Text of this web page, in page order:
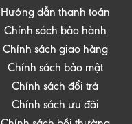
Hướng dẫn thanh toán
Chính sách bảo hành
Chính sách giao hàng
Chính sách bảo mật
Chính sách đổi trả
Chính sách ưu đãi